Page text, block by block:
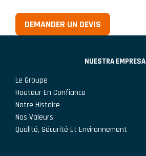
DEMANDER UN DEVIS
NUESTRA EMPRESA
Le Groupe
Hauteur En Confiance
Notre Histoire
Nos Valeurs
Qualité, Sécurité Et Environnement